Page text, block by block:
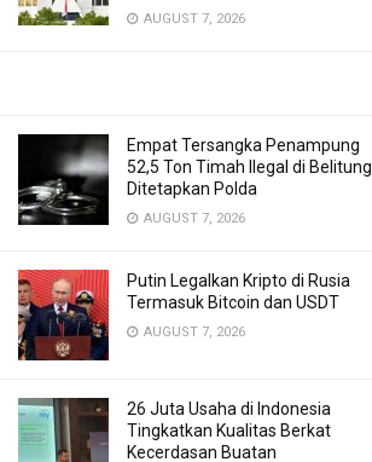
AUGUST 7, 2026
Empat Tersangka Penampung
52,5 Ton Timah Ilegal di Belitung
Ditetapkan Polda
AUGUST 7, 2026
Putin Legalkan Kripto di Rusia
Termasuk Bitcoin dan USDT
AUGUST 7, 2026
26 Juta Usaha di Indonesia
Tingkatkan Kualitas Berkat
Kecerdasan Buatan